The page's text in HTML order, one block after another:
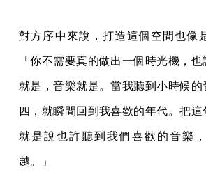
對方序中來說，打造這個空間也像
「你不需要真的做出一個時光機，
就是，音樂就是。當我聽到小時候的
四，就瞬間回到我喜歡的年代。把這
就是說也許聽到我們喜歡的音樂
越。」